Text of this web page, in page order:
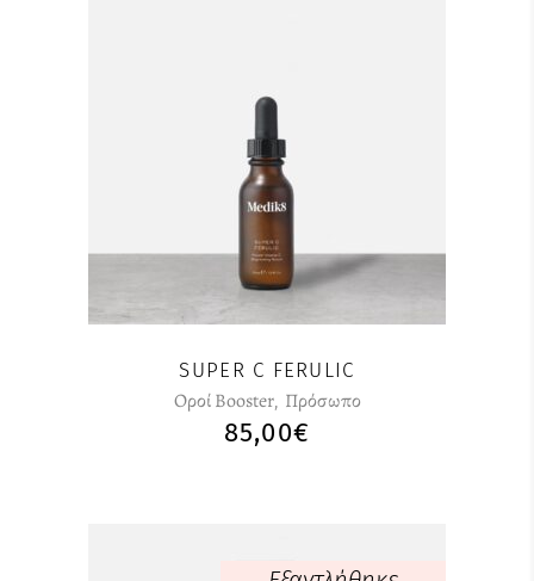
SUPER C FERULIC
Οροί Booster, Πρόσωπο
85,00€